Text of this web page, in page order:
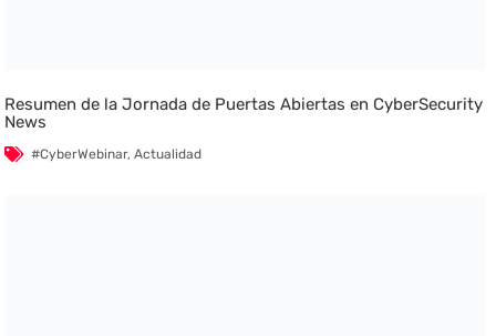
Resumen de la Jornada de Puertas Abiertas en CyberSecurity
News
#CyberWebinar,Actualidad